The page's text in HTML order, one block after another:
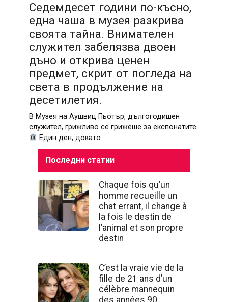
Седемдесет години по-късно,
една чаша в музея разкрива
своята тайна. Внимателен
служител забелязва двоен
дъно и открива ценен
предмет, скрит от погледа на
света в продължение на
десетилетия.
В Музея на Аушвиц Пьотър, дългогодишен
служител, грижливо се грижеше за експонатите.
Един ден, докато
Последни статии
Chaque fois qu’un
homme recueille un
chat errant, il change à
la fois le destin de
l’animal et son propre
destin
C’est la vraie vie de la
fille de 21 ans d’un
célèbre mannequin
des années 90